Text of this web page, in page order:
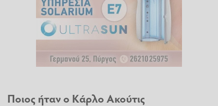
Ποιος ήταν ο Κάρλο Ακούτις